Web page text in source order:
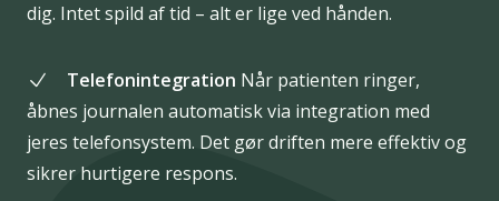
dig. Intet spild af tid – alt er lige ved hånden.
Telefonintegration Når patienten ringer,
åbnes journalen automatisk via integration med
jeres telefonsystem. Det gør driften mere effektiv og
sikrer hurtigere respons.